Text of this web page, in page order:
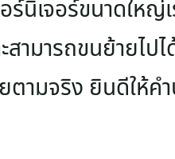
นิเจอร์ขนาดใหญ่เ
ามารถขนย้ายไปไ
ามจริง ยินดีให้ค